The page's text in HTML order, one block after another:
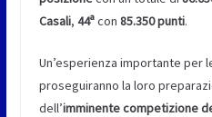
Casali, 44ªcon 85.350 punti.
Un’esperienza importante per
proseguiranno la loro
dell’imminente competizione